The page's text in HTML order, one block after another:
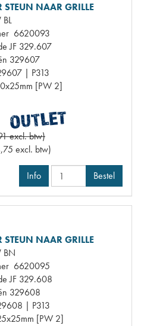
STEUN NAAR GRILLE
BL
6620093
JF 329.607
329607
| P313
[PW 2]
excl. btw)
excl. btw)
Info Bestel
STEUN NAAR GRILLE
BN
6620095
JF 329.608
329608
| P313
[PW 2]